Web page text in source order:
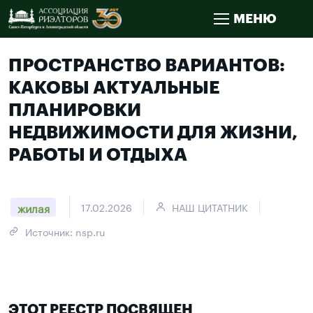
МЕНЮ
ПРОСТРАНСТВО ВАРИАНТОВ:
КАКОВЫ АКТУАЛЬНЫЕ
ПЛАНИРОВКИ
НЕДВИЖИМОСТИ ДЛЯ ЖИЗНИ,
РАБОТЫ И ОТДЫХА
жилая 17.02.2026
НАШ ЦИТАТНИК
Источник: nsp.ru
ЭТОТ РЕЕСТР ПОСВЯЩЕН